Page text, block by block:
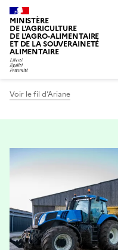
MINISTÈRE
DE L'AGRICULTURE
DE L'AGRO-ALIMENTAIRE
ET DE LA SOUVERAINETÉ
ALIMENTAIRE
Voir le fil d’Ariane